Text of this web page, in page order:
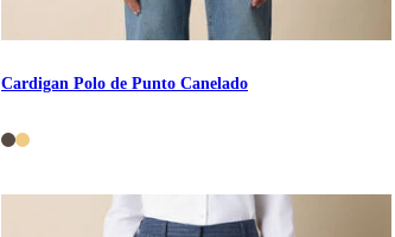
Cardigan Polo de Punto Canelado